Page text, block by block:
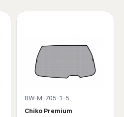
BW-M-705-1-5
Chiko Premium